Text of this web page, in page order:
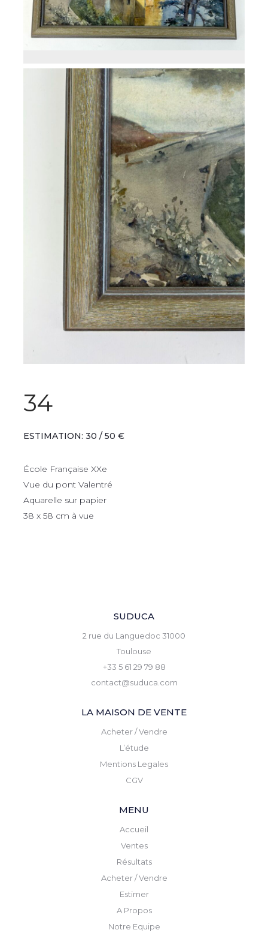
34
ESTIMATION: 30 / 50 €
École Française XXe
Vue du pont Valentré
Aquarelle sur papier
38 x 58 cm à vue
SUDUCA
2 rue du Languedoc 31000
Toulouse
+33 5 61 29 79 88
contact@suduca.com
LA MAISON DE VENTE
Acheter / Vendre
L’étude
Mentions Legales
CGV
MENU
Accueil
Ventes
Résultats
Acheter / Vendre
Estimer
A Propos
Notre Equipe